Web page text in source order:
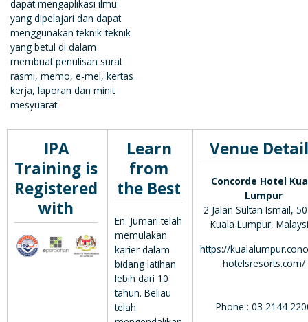
IPA
Training is
Registered
with
Learn
from
the Best
En. Jumari telah
memulakan
karier dalam
bidang latihan
lebih dari 10
tahun. Beliau
telah
Venue
Concorde Hotel
Lumpur
2 Jalan Sultan Ismail,
Kuala Lumpur,
https://
hotelsresorts.com/
Phone : 03 2144
dapat mengaplikasi ilmu
yang dipelajari dan dapat
menggunakan teknik-teknik
yang betul di dalam
membuat penulisan surat
rasmi, memo, e-mel, kertas
kerja, laporan dan minit
mesyuarat.